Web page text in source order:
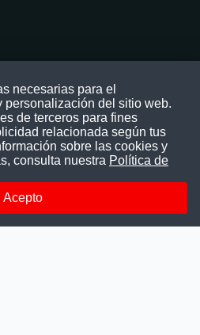
a través
correo:
necesarias para el
personalización del sitio web.
de terceros para fines
relacionada según tus
sobre las cookies y
consulta nuestra Política de
Acepto